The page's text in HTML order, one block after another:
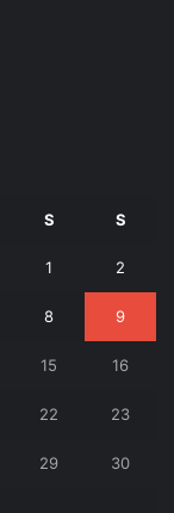
S S
1 2
8 9
15 16
22 23
29 30